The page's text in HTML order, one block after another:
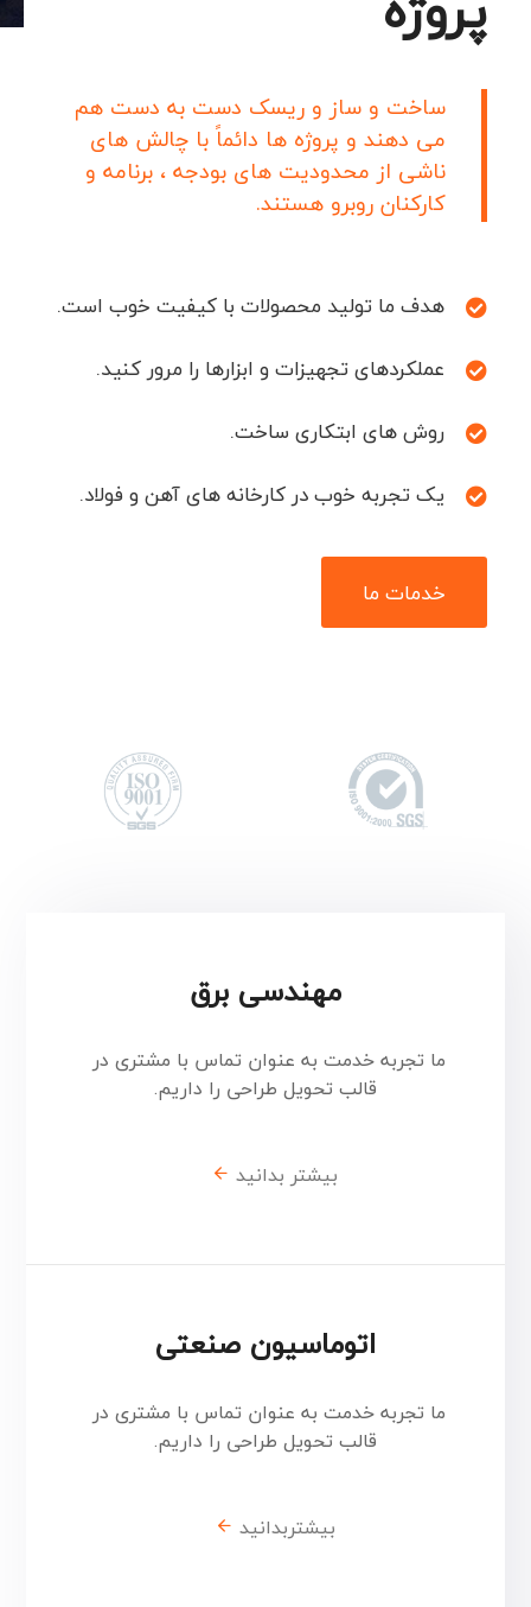
ساخت و ساز و ریسک دست به دست هم
می دهند و پروژه ها دائماً با چالش های
ناشی از محدودیت های بودجه ، برنامه و
کارکنان روبرو هستند.
هدف ما تولید محصولات با کیفیت خوب است.
عملکردهای تجهیزات و ابزارها را مرور کنید.
روش های ابتکاری ساخت.
یک تجربه خوب در کارخانه های آهن و فولاد.
خدمات ما
مهندسی برق
ما تجربه خدمت به عنوان تماس با مشتری در
قالب تحویل طراحی را داریم.
بیشتر بدانید
اتوماسیون صنعتی
ما تجربه خدمت به عنوان تماس با مشتری در
قالب تحویل طراحی را داریم.
بیشتربدانید